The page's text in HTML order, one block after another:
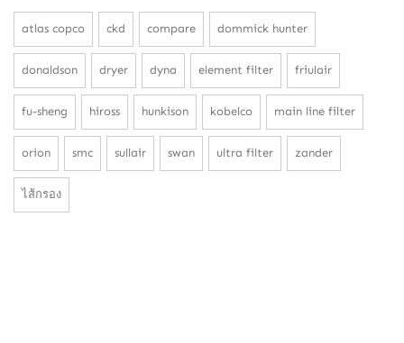
atlas copco ckd compare dommick hunter
donaldson dryer dyna element filter friulair
fu-sheng hiross hunkison kobelco main line filter
orion smc sullair swan ultra filter zander
ไส้กรอง